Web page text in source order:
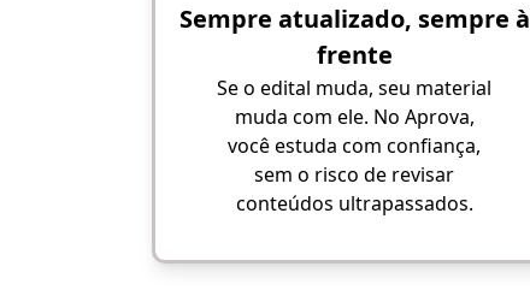
Sempre atualizado, sempre à
frente
Se o edital muda, seu material
muda com ele. No Aprova,
você estuda com confiança,
sem o risco de revisar
conteúdos ultrapassados.